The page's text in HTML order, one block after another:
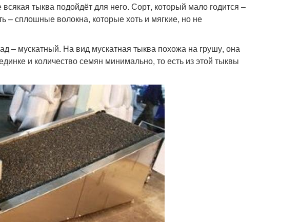
тыква подойдёт для него. Сорт, который мало годится –
– сплошные волокна, которые хоть и мягкие, но не
– мускатный. На вид мускатная тыква похожа на грушу, она
и количество семян минимально, то есть из этой тыквы